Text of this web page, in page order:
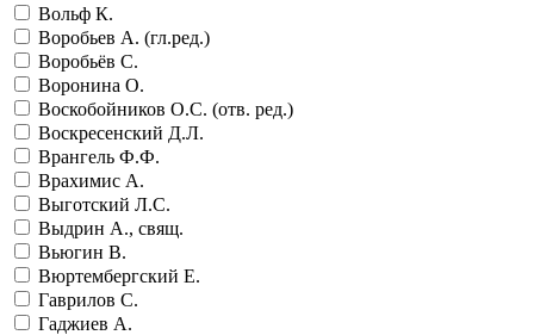
Вольф К.
Воробьев А. (гл.ред.)
Воробьёв С.
Воронина О.
Воскобойников О.С. (отв. ред.)
Воскресенский Д.Л.
Врангель Ф.Ф.
Врахимис А.
Выготский Л.С.
Выдрин А., свящ.
Вьюгин В.
Вюртембергский Е.
Гаврилов С.
Гаджиев А.